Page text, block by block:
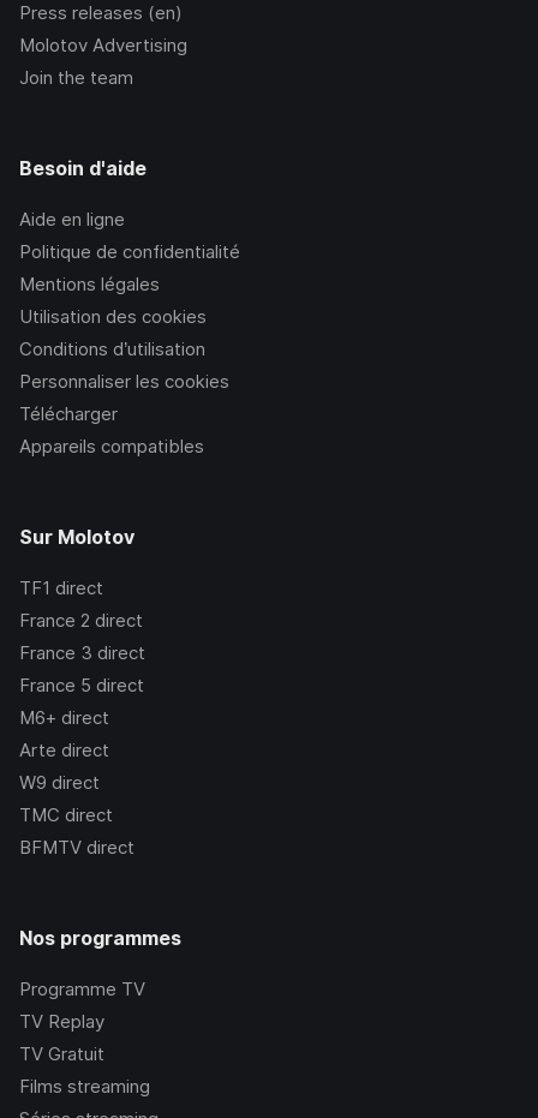
Press releases (en)
Molotov Advertising
Join the team
Besoin d'aide
Aide en ligne
Politique de confidentialité
Mentions légales
Utilisation des cookies
Conditions d’utilisation
Personnaliser les cookies
Télécharger
Appareils compatibles
Sur Molotov
TF1 direct
France 2 direct
France 3 direct
France 5 direct
M6+ direct
Arte direct
W9 direct
TMC direct
BFMTV direct
Nos programmes
Programme TV
TV Replay
TV Gratuit
Films streaming